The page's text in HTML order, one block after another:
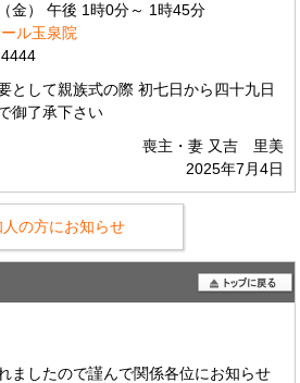
金） 午後 1時0分～ 1時45分
ル玉泉院
として親族式の際 初七日から四十九日
御了承下さい
喪主・妻 又吉 里美
2025年7月4日
人の方にお知らせ
ましたので謹んで関係各位にお知らせ